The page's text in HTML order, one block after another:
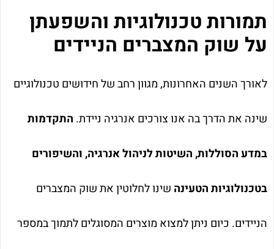
תמורות טכנולוגיות והשפעתן
על שוק המצברים הניידים
לאורך השנים האחרונות, מגוון רחב של חידושים טכנולוגיים
שינה את הדרך בה אנו צורכים אנרגיה ניידת. התקדמות
במדע הסוללות, השיטות לניהול אנרגיה, והשיפורים
בטכנולוגיות הטעינה שינו לחלוטין את שוק המצברים
הניידים. כיום ניתן למצוא מוצרים המסוגלים לתמוך במספר